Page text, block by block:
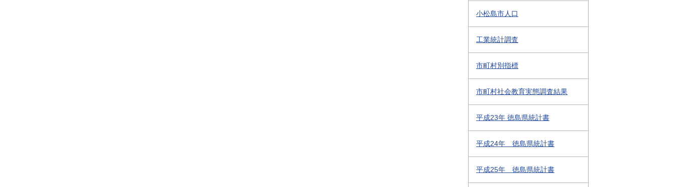
小松島市人口
工業統計調査
市町村別指標
市町村社会教育実態調査結果
平成23年 徳島県統計書
平成24年 徳島県統計書
平成25年 徳島県統計書